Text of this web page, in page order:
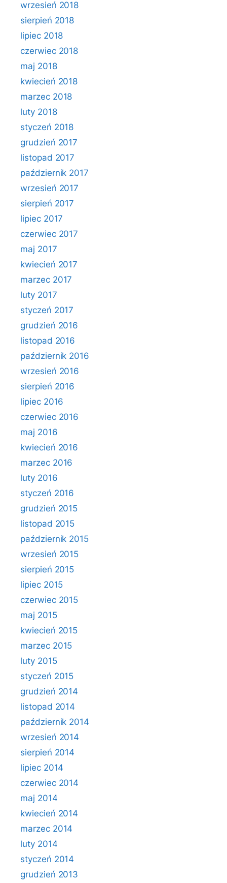
wrzesień 2018
sierpień 2018
lipiec 2018
czerwiec 2018
maj 2018
kwiecień 2018
marzec 2018
luty 2018
styczeń 2018
grudzień 2017
listopad 2017
październik 2017
wrzesień 2017
sierpień 2017
lipiec 2017
czerwiec 2017
maj 2017
kwiecień 2017
marzec 2017
luty 2017
styczeń 2017
grudzień 2016
listopad 2016
październik 2016
wrzesień 2016
sierpień 2016
lipiec 2016
czerwiec 2016
maj 2016
kwiecień 2016
marzec 2016
luty 2016
styczeń 2016
grudzień 2015
listopad 2015
październik 2015
wrzesień 2015
sierpień 2015
lipiec 2015
czerwiec 2015
maj 2015
kwiecień 2015
marzec 2015
luty 2015
styczeń 2015
grudzień 2014
listopad 2014
październik 2014
wrzesień 2014
sierpień 2014
lipiec 2014
czerwiec 2014
maj 2014
kwiecień 2014
marzec 2014
luty 2014
styczeń 2014
grudzień 2013